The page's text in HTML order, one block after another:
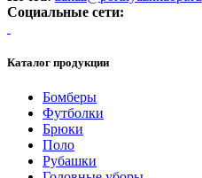
Социальные сети:
Каталог продукции
Бомберы
Футболки
Брюки
Поло
Рубашки